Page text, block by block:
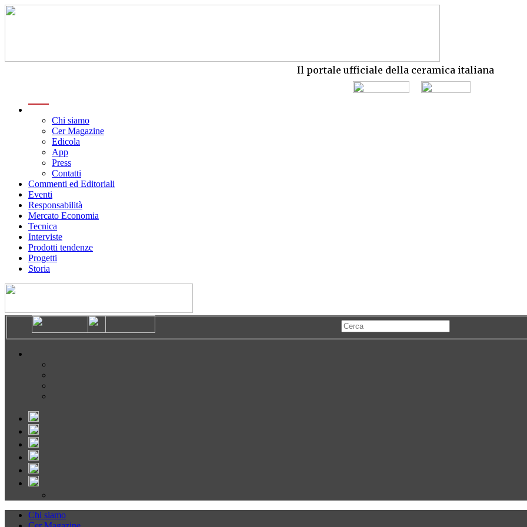
Il portale ufficiale della ceramica italiana
Chi siamo
Cer Magazine
Edicola
App
Press
Contatti
Commenti ed Editoriali
Eventi
Responsabilità
Mercato Economia
Tecnica
Interviste
Prodotti tendenze
Progetti
Storia
Chi siamo